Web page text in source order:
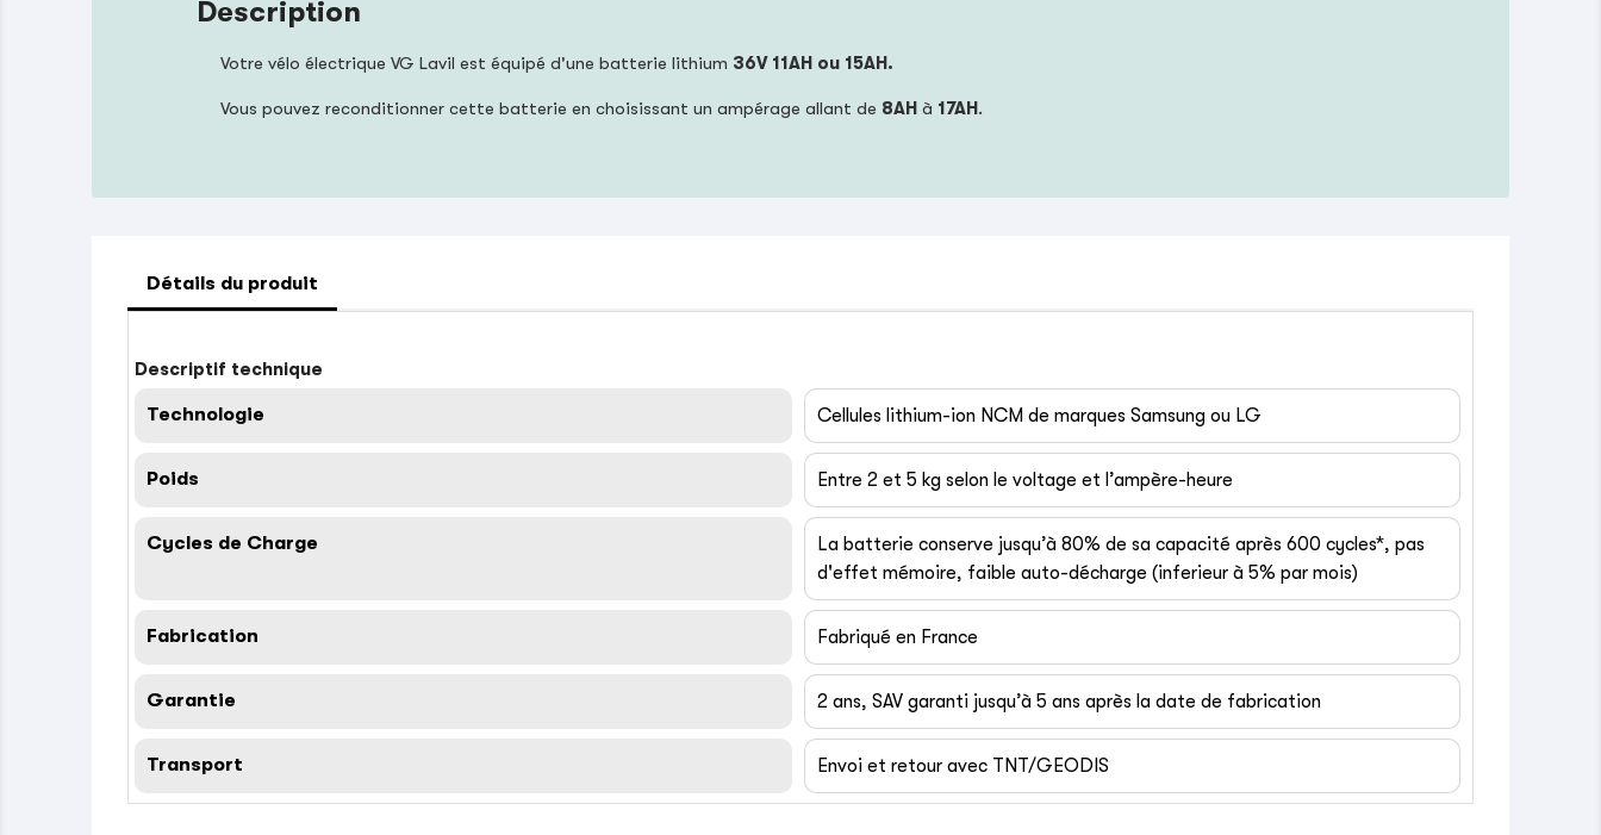
Description
Votre vélo électrique VG Lavil est équipé d'une batterie lithium 36V 11AH ou 15AH.
Vous pouvez reconditionner cette batterie en choisissant un ampérage allant de 8AH à 17AH.
Détails du produit
Descriptif technique
Technologie Cellules lithium-ion NCM de marques Samsung ou LG
Poids Entre 2 et 5 kg selon le voltage et l’ampère-heure
Cycles de Charge
La batterie conserve jusqu’à 80% de sa capacité après 600 cycles*, pas
d'effet mémoire, faible auto-décharge (inferieur à 5% par mois)
Fabrication Fabriqué en France
Garantie 2 ans, SAV garanti jusqu’à 5 ans après la date de fabrication
Transport Envoi et retour avec TNT/GEODIS